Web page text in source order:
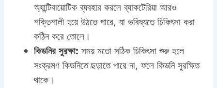
অ্যান্টিবায়োটিক ব্যবহার করলে ব্যাকটেরিয়া আরও
শক্তিশালী হয়ে উঠতে পারে, যা ভবিষ্যতে চিকিৎসা করা
কঠিন করে তোলে।
কিডনির সুরক্ষা: সময় মতো সঠিক চিকিৎসা শুরু হলে
সংক্রমণ কিডনিতে ছড়াতে পারে না, ফলে কিডনি সুরক্ষিত
থাকে।